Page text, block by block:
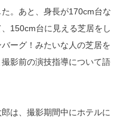
。あと、身長が170cm台な
150cm台に見える芝居をし
ーグ！みたいな人の芝居を
影前の演技指導について語
は、撮影期間中にホテルに